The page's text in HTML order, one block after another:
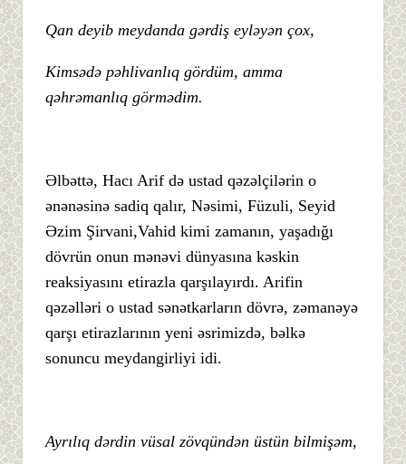
Qan deyib meydanda gərdiş eyləyən çox,
Kimsədə pəhlivanlıq gördüm, amma
qəhrəmanlıq görmədim.
Əlbəttə, Hacı Arif də ustad qəzəlçilərin o
ənənəsinə sadiq qalır, Nəsimi, Füzuli, Seyid
Əzim Şirvani,Vahid kimi zamanın, yaşadığı
dövrün onun mənəvi dünyasına kəskin
reaksiyasını etirazla qarşılayırdı. Arifin
qəzəlləri o ustad sənətkarların dövrə, zəmanəyə
qarşı etirazlarının yeni əsrimizdə, bəlkə
sonuncu meydangirliyi idi.
Ayrılıq dərdin vüsal zövqündən üstün bilmişəm,